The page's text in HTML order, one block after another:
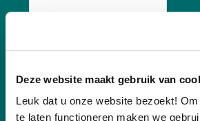
Deze website maakt gebruik van
Leuk dat u onze website bezoekt!
te laten functioneren maken we